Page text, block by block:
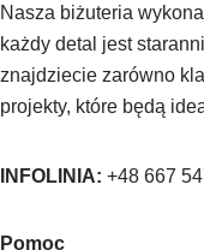
Nasza biżuteria
każdy detal jest
znajdziecie zarówno
projekty, które będą
INFOLINIA: +48 667
Pomoc